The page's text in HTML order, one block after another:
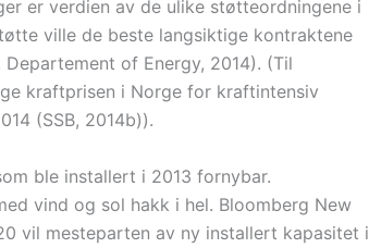
er verdien av de ulike støtteordningene i
ville de beste langsiktige kontraktene
of Energy, 2014). (Til
kraftprisen i Norge for kraftintensiv
(SSB, 2014b)).
ble installert i 2013 fornybar.
vind og sol hakk i hel. Bloomberg New
vil mesteparten av ny installert kapasitet i